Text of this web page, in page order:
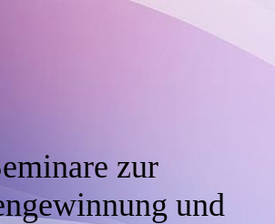
zur
und